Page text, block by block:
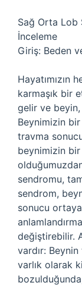
Sağ Orta Lob
İnceleme
Giriş: Beden
Hayatımızın
karmaşık bir
gelir ve
Beynimizin
travma
beynimizin
sendromu,
sendrom,
sonucu
değiştirebilir.
vardır:
varlık olarak